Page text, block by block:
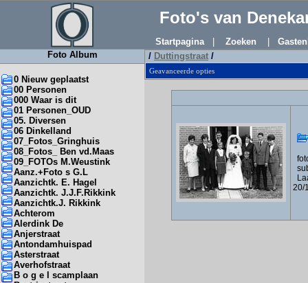
Foto's van
Startpagina| Zoeken
Foto Album
0 Nieuw geplaatst
00 Personen
000 Waar is dit
01 Personen_OUD
05. Diversen
06 Dinkelland
07_Fotos_Gringhuis
08_Fotos_ Ben vd.Maas
09_FOTOs M.Weustink
Aanz.+Foto s G.L
Aanzichtk. E. Hagel
Aanzichtk. J.J.F.Rikkink
Aanzichtk.J. Rikkink
Achterom
Alerdink De
Anjerstraat
Antondamhuispad
Asterstraat
Averhofstraat
B o g e l scamplaan
/ Duttingstraat /
Geavanceerde opties
20/